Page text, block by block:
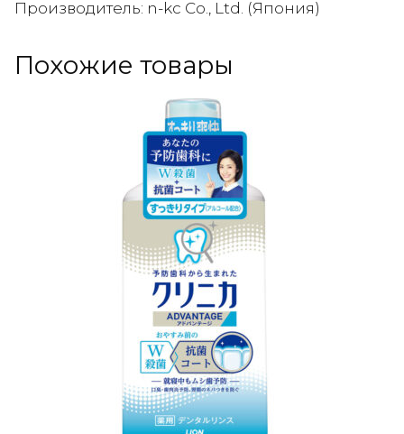
Производитель: n-kc Co., Ltd. (Япония)
Похожие товары